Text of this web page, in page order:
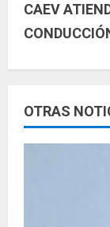
u
e
l
e
y
CAEV
OTRAS